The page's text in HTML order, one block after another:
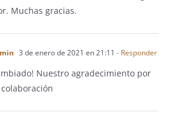
Muchas gracias.
3 de enero de 2021 en 21:11 - Responder
Nuestro agradecimiento por